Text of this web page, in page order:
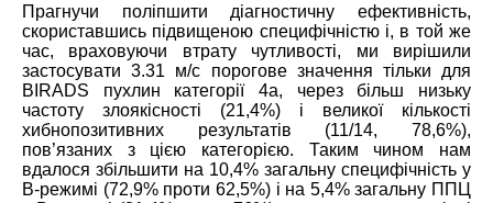
Прагнучи поліпшити діагностичну ефективність,
скориставшись підвищеною специфічністю і, в той же
час, враховуючи втрату чутливості, ми вирішили
застосувати 3.31 м/с порогове значення тільки для
BIRADS пухлин категорії 4а, через більш низьку
частоту злоякісності (21,4%) і великої кількості
хибнопозитивних результатів (11/14, 78,6%),
пов’язаних з цією категорією. Таким чином нам
вдалося збільшити на 10,4% загальну специфічність у
В-режимі (72,9% проти 62,5%) і на 5,4% загальну ППЦ